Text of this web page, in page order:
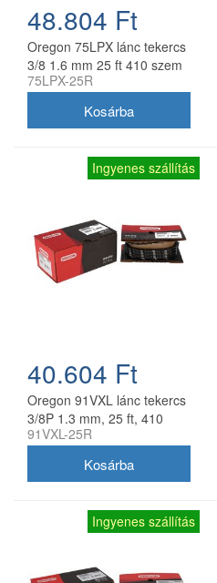
48.804 Ft
Oregon 75LPX lánc tekercs
3/8 1.6 mm 25 ft 410 szem
75LPX-25R
Ingyenes szállítás
40.604 Ft
Oregon 91VXL lánc tekercs
3/8P 1.3 mm, 25 ft, 410
szem
91VXL-25R
Ingyenes szállítás